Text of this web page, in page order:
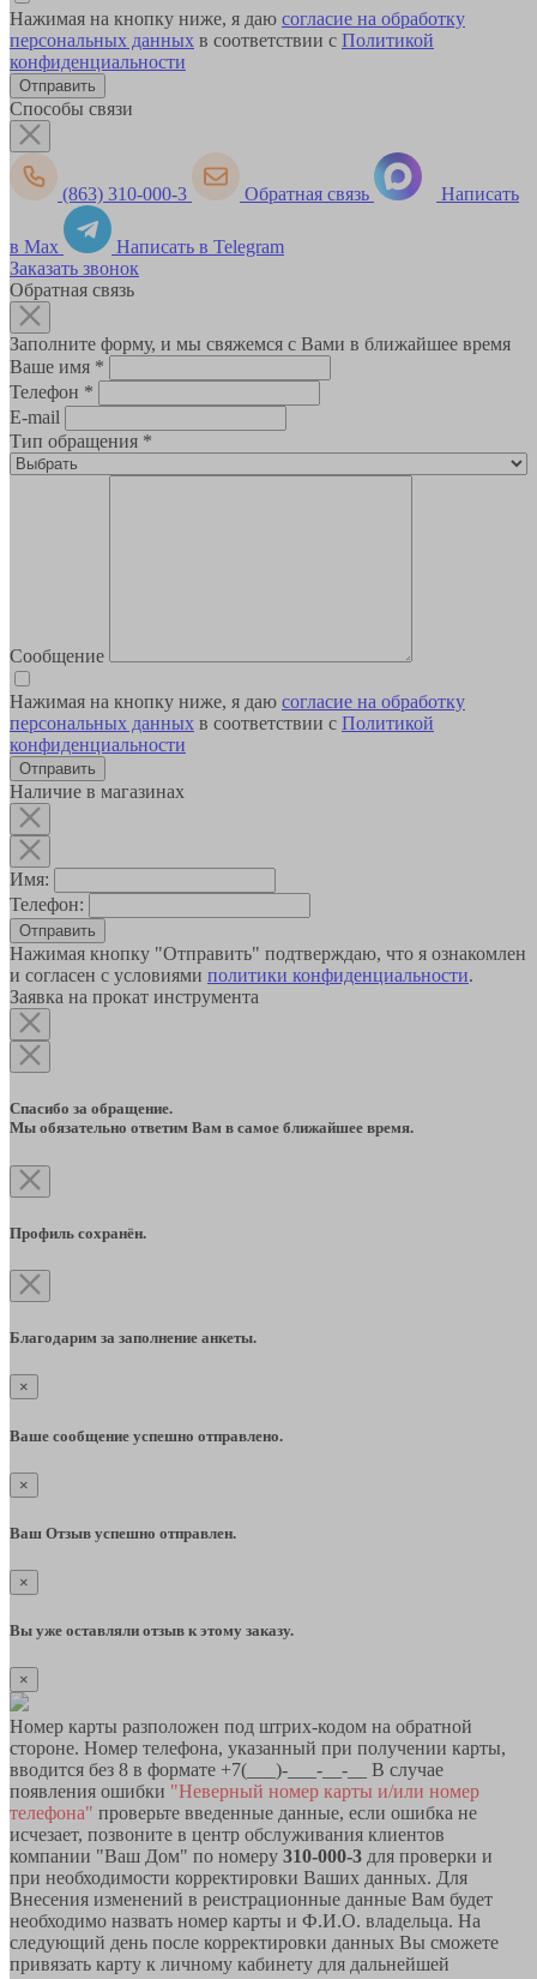
Нажимая на кнопку ниже, я даю согласие на обработку
персональных данных в соответствии с Политикой
конфиденциальности
Способы связи
(863) 310-000-3 Обратная связь Написать
в Max
Написать в Telegram
Заказать звонок
Обратная связь
Заполните форму, и мы свяжемся с Вами в ближайшее время
Ваше имя *
Телефон *
E-mail
Тип обращения *
Сообщение
Нажимая на кнопку ниже, я даю согласие на обработку
персональных данных в соответствии с Политикой
конфиденциальности
Наличие в магазинах
Имя:
Телефон:
Отправить
Нажимая кнопку "Отправить" подтверждаю, что я ознакомлен
и согласен с условиями политики конфиденциальности.
Заявка на прокат инструмента
Спасибо за обращение.
Мы обязательно ответим Вам в самое ближайшее время.
Профиль сохранён.
Благодарим за заполнение анкеты.
×
Ваше сообщение успешно отправлено.
×
Ваш Отзыв успешно отправлен.
×
Вы уже оставляли отзыв к этому заказу.
×
Номер карты разположен под штрих-кодом на обратной
стороне. Номер телефона, указанный при получении карты,
вводится без 8 в формате +7(___)-___-__-__ В случае
появления ошибки "Неверный номер карты и/или номер
телефона" проверьте введенные данные, если ошибка не
исчезает, позвоните в центр обслуживания клиентов
компании "Ваш Дом" по номеру 310-000-3 для проверки и
при необходимости корректировки Ваших данных. Для
Внесения изменений в реистрационные данные Вам будет
необходимо назвать номер карты и Ф.И.О. владельца. На
следующий день после корректировки данных Вы сможете
привязать карту к личному кабинету для дальнейшей